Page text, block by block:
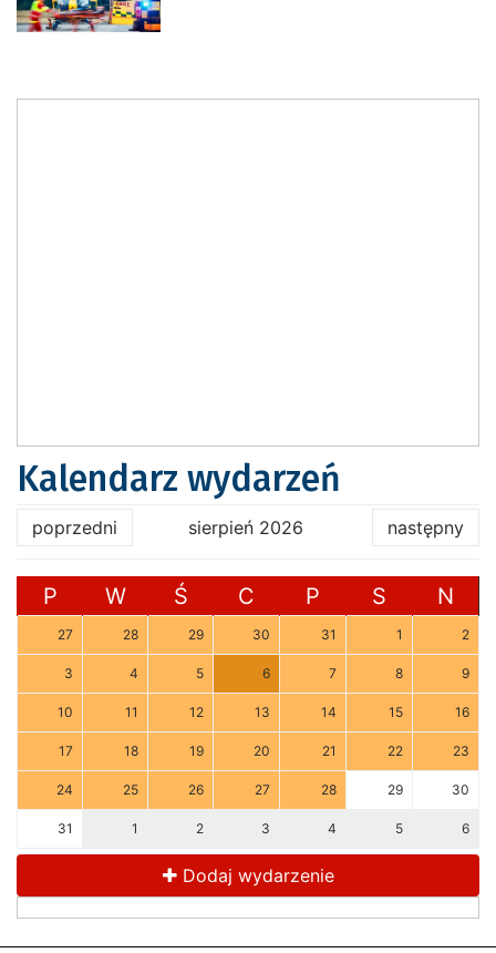
Kalendarz wydarzeń
poprzedni sierpień 2026 następny
P W Ś C P S N
27 28 29 30 31 1 2
3 4 5 6 7 8 9
10 11 12 13 14 15 16
17 18 19 20 21 22 23
24 25 26 27 28 29 30
31 1 2 3 4 5 6
Dodaj wydarzenie